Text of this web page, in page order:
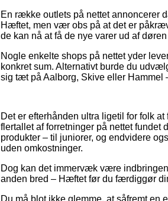
En række outlets på nettet annoncerer
Hæftet, men vær obs på at det er
de kan nå at få de nye varer ud af
Nogle enkelte shops på nettet yder
konkret sum. Alternativt burde du
sig tæt på Aalborg, Skive eller Hammel
Det er efterhånden ultra ligetil for folk
flertallet af forretninger på nettet
produkter – til juniorer, og endvidere
uden omkostninger.
Dog kan det immervæk være
anden bred – Hæftet før du færdiggør
Du må blot ikke glemme, at såfremt en